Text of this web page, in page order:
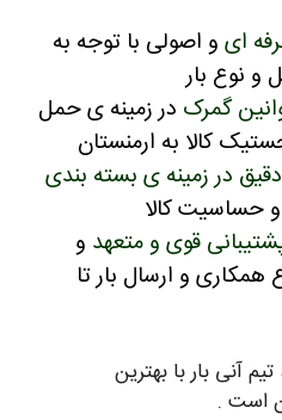
ای و اصولی با توجه به
نوع بار
گمرک در زمینه ی حمل
کالا به ارمنستان
در زمینه ی بسته بندی
حساسیت کالا
قوی و متعهد و
همکاری و ارسال بار تا
آنی بار با بهترین
است .